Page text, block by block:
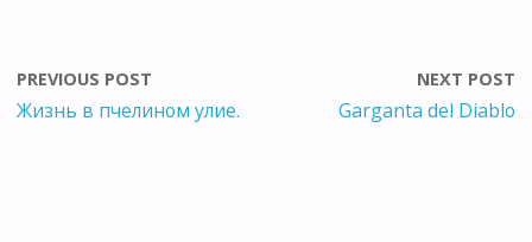
PREVIOUS POST
Жизнь в пчелином улие.
NEXT POST
Garganta del Diablo